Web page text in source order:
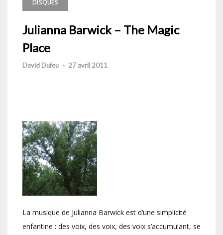
DISQUES
Julianna Barwick – The Magic
Place
David Dufeu - 27 avril 2011
La musique de Julianna Barwick est d’une simplicité
enfantine : des voix, des voix, des voix s’accumulant, se